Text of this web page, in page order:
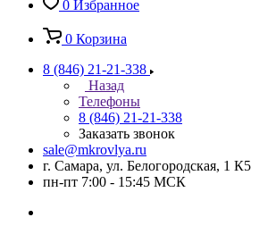
0 Избранное
0 Корзина
8 (846) 21-21-338
Назад
Телефоны
8 (846) 21-21-338
Заказать звонок
sale@mkrovlya.ru
г. Самара, ул. Белогородская, 1 К5
пн-пт 7:00 - 15:45 МСК